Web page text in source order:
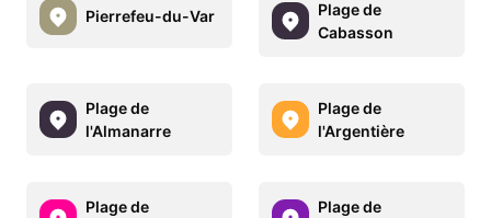
Pierrefeu-du-Var
Plage de
Cabasson
Plage de
l'Almanarre
Plage de
l'Argentière
Plage de
Plage de